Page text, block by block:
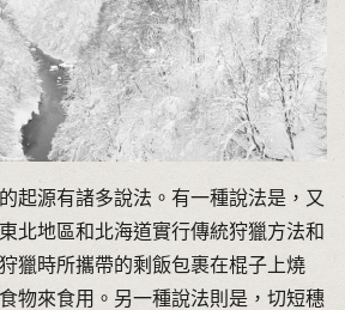
起源有諸多說法。有一種說法是，又
北地區和北海道實行傳統狩獵方法和
獵時所攜帶的剩飯包裹在棍子上燒
物來食用。另一種說法則是，切短穗